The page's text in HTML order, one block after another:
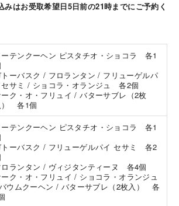
はお受取希望日5日前の21時までにご予約く
ーテンクーヘン ピスタチオ・ショコラ 各1
トーバスク / フロランタン / フリューゲルパ
セサミ / ショコラ・オランジュ 各2個
ク・オ・フリュイ / バターサブレ（2枚
） 各1個
ーテンクーヘン ピスタチオ・ショコラ 各1
トーバスク / フリューゲルパイ セサミ 各2
ロランタン / ヴィジタンティーヌ 各4個
ク・オ・フリュイ / ショコラ・オランジュ
ウムクーヘン / バターサブレ（2枚入） 各
海外 Overseas shops
Indonesia
Singapore
Malaysia
Hong Kong
UAE
Thailand